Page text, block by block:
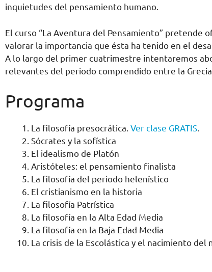
inquietudes del pensamiento humano.
El curso “La Aventura del Pensamiento” pretende
valorar la importancia que ésta ha tenido en el
A lo largo del primer cuatrimestre intentaremos
relevantes del periodo comprendido entre la
Programa
La filosofía presocrática. Ver clase GRATIS.
Sócrates y la sofística
El idealismo de Platón
Aristóteles: el pensamiento finalista
La filosofía del periodo helenístico
El cristianismo en la historia
La filosofía Patrística
La filosofía en la Alta Edad Media
La filosofía en la Baja Edad Media
La crisis de la Escolástica y el nacimiento del